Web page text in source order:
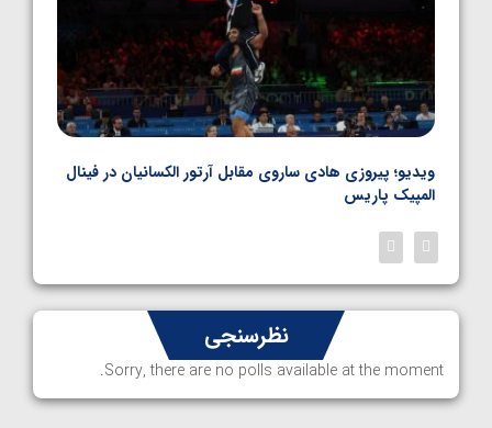
ویدیو؛ پیروزی هادی ساروی مقابل آرتور الکسانیان در فینال
المپیک پاریس
نظرسنجی
Sorry, there are no polls available at the moment.